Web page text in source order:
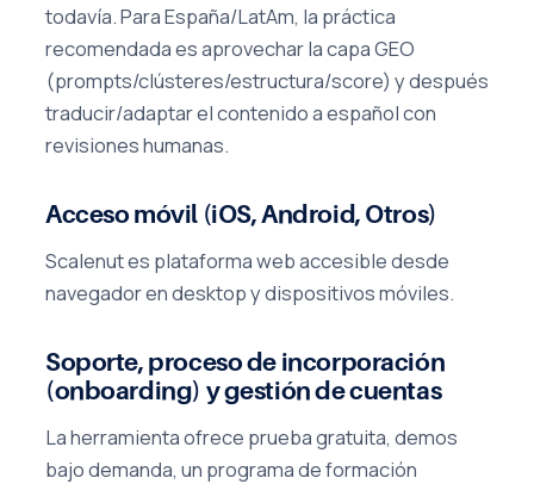
todavía. Para España/LatAm, la práctica
recomendada es aprovechar la capa GEO
(prompts/clústeres/estructura/score) y después
traducir/adaptar el contenido a español con
revisiones humanas.
Acceso móvil (iOS, Android, Otros)
Scalenut es plataforma web accesible desde
navegador en desktop y dispositivos móviles.
Soporte, proceso de incorporación
(onboarding) y gestión de cuentas
La herramienta ofrece prueba gratuita, demos
bajo demanda, un programa de formación